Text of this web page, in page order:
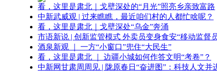
看，这里是肃北｜戈壁深处的“月光”照亮乡亲致富路
中新武威观 | 过来瞧瞧，最近咱们村的人都忙啥呢？
看，这里是肃北｜戈壁深处“乌金”奔涌
市语新说 | 创新监管模式 外卖员变身食安“移动监督
酒泉新观 ｜ 一方“小窗口”兜住“大民生”
看，这里是肃北 ｜ 边疆小城如何作答文明“考卷”？
中新网甘肃周周见 | 陇原春日“奋进图”：科技人文并